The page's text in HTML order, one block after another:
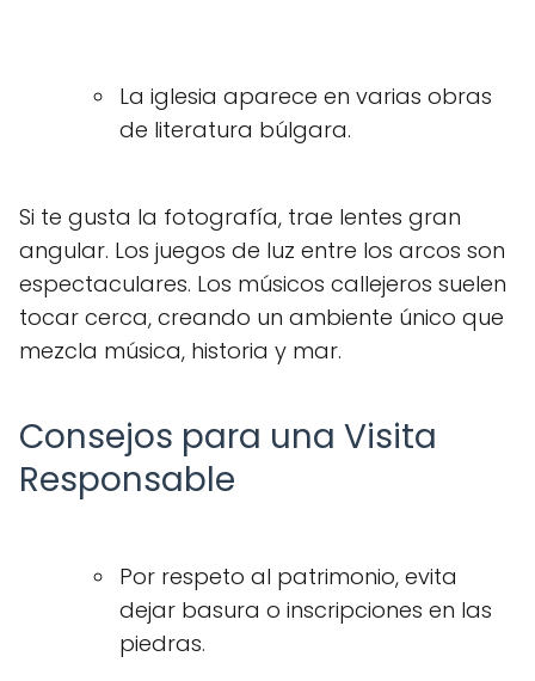
La iglesia aparece en varias obras
de literatura búlgara.
Si te gusta la fotografía, trae lentes gran
angular. Los juegos de luz entre los arcos son
espectaculares. Los músicos callejeros suelen
tocar cerca, creando un ambiente único que
mezcla música, historia y mar.
Consejos para una Visita
Responsable
Por respeto al patrimonio, evita
dejar basura o inscripciones en las
piedras.